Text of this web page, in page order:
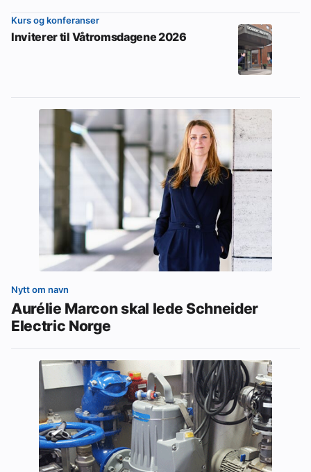
Kurs og konferanser
Inviterer til Våtromsdagene 2026
Nytt om navn
Aurélie Marcon skal lede Schneider
Electric Norge